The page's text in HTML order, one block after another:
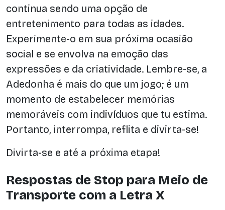
continua sendo uma opção de
entretenimento para todas as idades.
Experimente-o em sua próxima ocasião
social e se envolva na emoção das
expressões e da criatividade. Lembre-se, a
Adedonha é mais do que um jogo; é um
momento de estabelecer memórias
memoráveis com indivíduos que tu estima.
Portanto, interrompa, reflita e divirta-se!
Divirta-se e até a próxima etapa!
Respostas de Stop para Meio de
Transporte com a Letra X